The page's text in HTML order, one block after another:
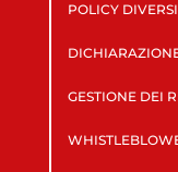
POLICY
GESTIONE DEI